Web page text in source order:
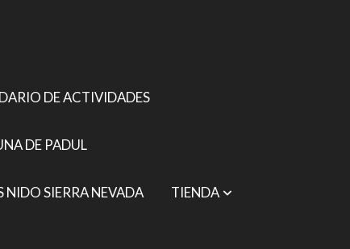
DE ACTIVIDADES
DE PADUL
NIDO SIERRA NEVADA TIENDA